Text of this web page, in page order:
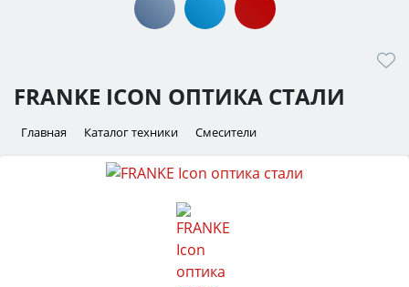
FRANKE ICON ОПТИКА СТАЛИ
Главная Каталог техники Смесители